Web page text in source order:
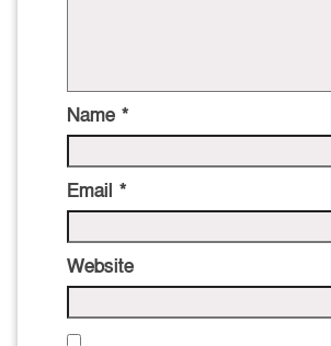
Name *
Email *
Website